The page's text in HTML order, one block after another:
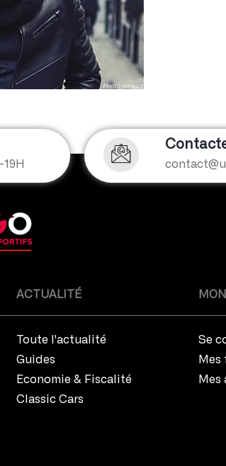
ACTUALITÉ
Toute l'actualité
Guides
Economie & Fiscalité
Classic Cars
Se
Mes
Mes